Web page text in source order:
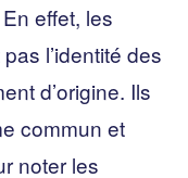
effet, les
l’identité des
d’origine. Ils
commun et
noter les